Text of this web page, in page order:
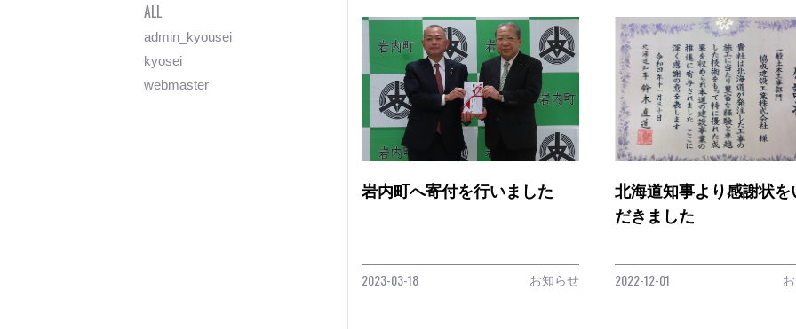
岩内町へ寄付を行いました
2023-03-18 お知らせ
北海道知事より感謝状を
だきました
2022-12-01
ALL
admin_kyousei
kyosei
webmaster